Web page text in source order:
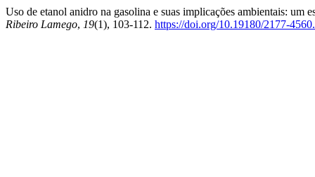
Uso de etanol anidro na gasolina e suas implicações ambientais: um
Ribeiro Lamego, 19(1), 103-112. https://doi.org/10.19180/2177-